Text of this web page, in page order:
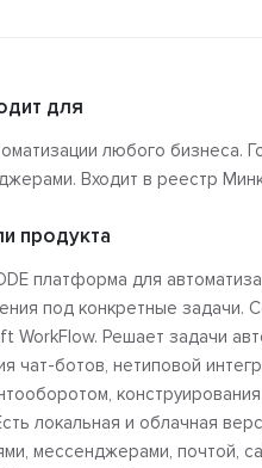
для
любого бизнеса.
Входит в реестр
продукта
платформа для
под конкретные задачи.
WorkFlow. Решает задачи
чат-ботов, нетиповой
локальная и облачная
мессенджерами, почтой,